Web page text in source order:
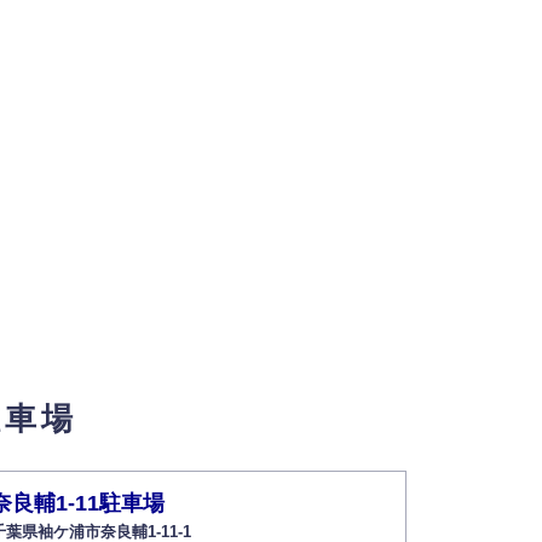
場
良輔1-11駐車場
葉県袖ケ浦市奈良輔1-11-1